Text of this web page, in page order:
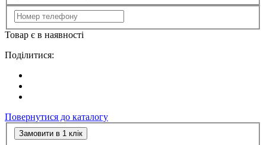
Товар є в наявності
Поділитися:
Повернутися до каталогу
Замовити в 1 клік